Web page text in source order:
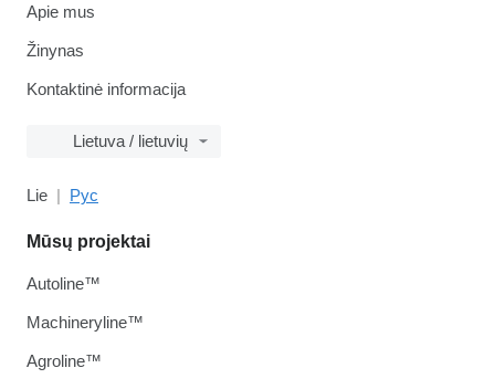
Apie mus
Žinynas
Kontaktinė informacija
Lietuva / lietuvių
Lie Рус
Mūsų projektai
Autoline™
Machineryline™
Agroline™